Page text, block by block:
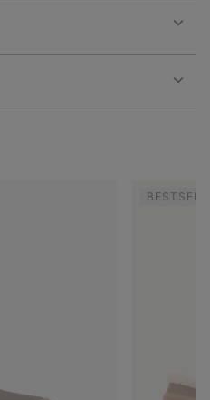
or
or